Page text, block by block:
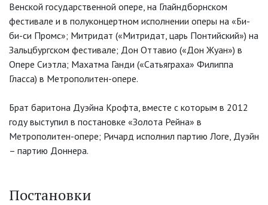
Венской государственной опере, на Глайндборнском
фестивале и в полуконцертном исполнении оперы на «Би-
би-си Промс»; Митридат («Митридат, царь Понтийский») на
Зальцбургском фестивале; Дон Оттавио («Дон Жуан») в
Опере Сиэтла; Махатма Ганди («Сатьяграха» Филиппа
Гласса) в Метрополитен-опере.
Брат баритона Дуэйна Крофта, вместе с которым в 2012
году выступил в постановке «Золота Рейна» в
Метрополитен-опере; Ричард исполнил партию Логе, Дуэйн
– партию Доннера.
Постановки